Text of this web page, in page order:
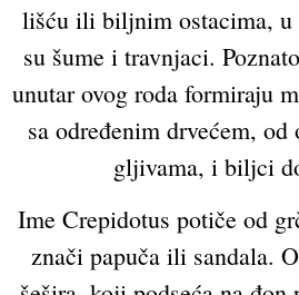
lišću ili biljnim ostacima, u
su šume i travnjaci.
unutar ovog roda formiraju
sa određenim drvećem,
gljivama, i biljci
Ime Crepidotus potiče od
znači papuča ili sandala.